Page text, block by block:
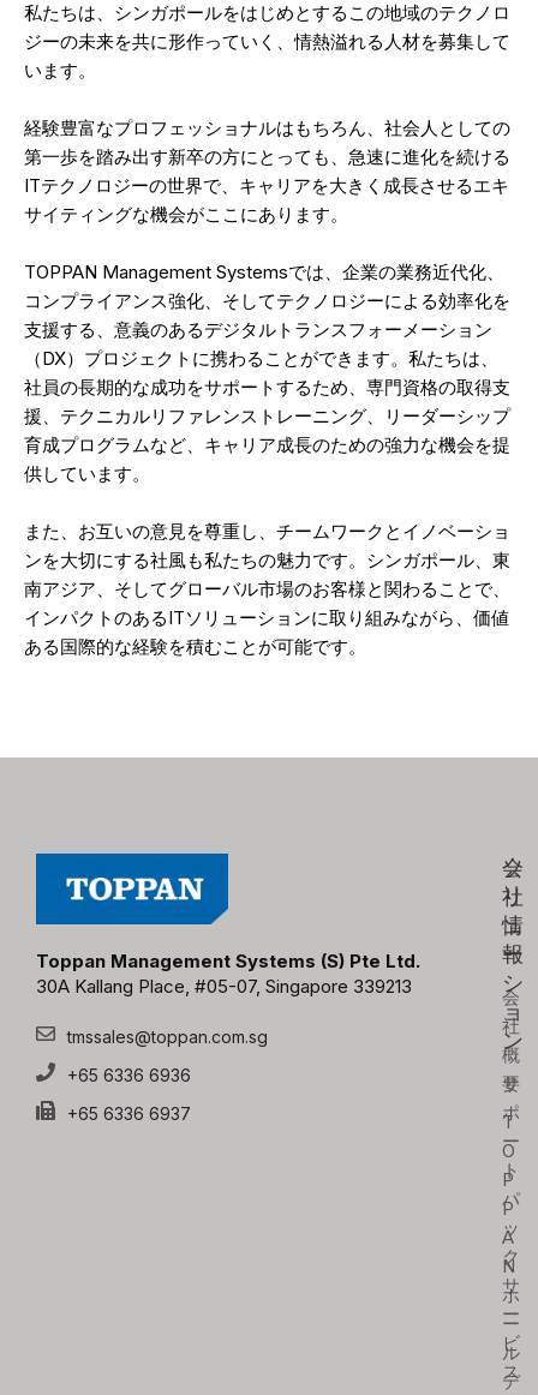
私たちは、シンガポールをはじめとするこの地域のテクノロ
ジーの未来を共に形作っていく、情熱溢れる人材を募集して
います。
経験豊富なプロフェッショナルはもちろん、社会人としての
第一歩を踏み出す新卒の方にとっても、急速に進化を続ける
ITテクノロジーの世界で、キャリアを大きく成長させるエキ
サイティングな機会がここにあります。
TOPPAN Management Systemsでは、企業の業務近代化、
コンプライアンス強化、そしてテクノロジーによる効率化を
支援する、意義のあるデジタルトランスフォーメーション
（DX）プロジェクトに携わることができます。私たちは、
社員の長期的な成功をサポートするため、専門資格の取得支
援、テクニカルリファレンストレーニング、リーダーシップ
育成プログラムなど、キャリア成長のための強力な機会を提
供しています。
また、お互いの意見を尊重し、チームワークとイノベーショ
ンを大切にする社風も私たちの魅力です。シンガポール、東
南アジア、そしてグローバル市場のお客様と関わることで、
インパクトのあるITソリューションに取り組みながら、価値
ある国際的な経験を積むことが可能です。
Toppan Management Systems (S) Pte Ltd.
30A Kallang Place, #05-07, Singapore 339213
tmssales@toppan.com.sg
+65 6336 6936
+65 6336 6937
会
社
情
報
会
社
概
要
T
O
P
P
A
N
ホ
ー
ル
デ
ソ
リ
ュ
ー
シ
ョ
ン
サ
ポ
ー
ト
パ
ッ
ク
サ
ー
ビ
ス